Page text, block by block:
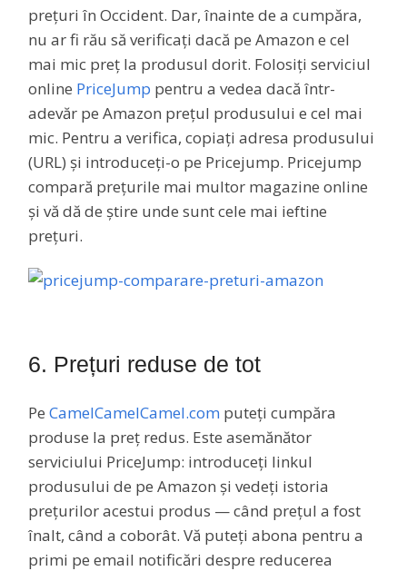
prețuri în Occident. Dar, înainte de a cumpăra,
nu ar fi rău să verificați dacă pe Amazon e cel
mai mic preț la produsul dorit. Folosiți serviciul
online PriceJump pentru a vedea dacă într-
adevăr pe Amazon prețul produsului e cel mai
mic. Pentru a verifica, copiați adresa produsului
(URL) și introduceți-o pe Pricejump. Pricejump
compară prețurile mai multor magazine online
și vă dă de știre unde sunt cele mai ieftine
prețuri.
6. Prețuri reduse de tot
PeCamelCamelCamel.com puteți cumpăra
produse la preț redus. Este asemănător
serviciului PriceJump: introduceți linkul
produsului de pe Amazon și vedeți istoria
prețurilor acestui produs — când prețul a fost
înalt, când a coborât. Vă puteți abona pentru a
primi pe email notificări despre reducerea